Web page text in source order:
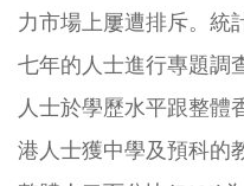
力市場上屢遭排斥。統
七年的人士進行專題調
人士於學歷水平跟整體
港人士獲中學及預科的